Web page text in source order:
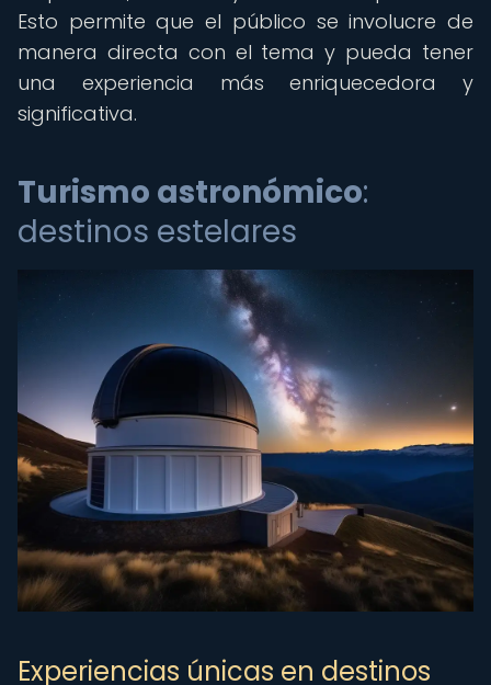
Esto permite que el público se involucre de
manera directa con el tema y pueda tener
una experiencia más enriquecedora y
significativa.
Turismo astronómico:
destinos estelares
Experiencias únicas en destinos